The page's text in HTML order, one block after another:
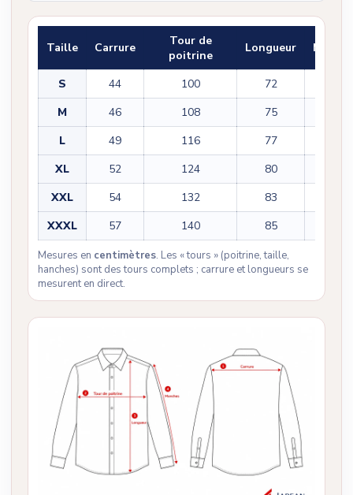
Taille Carrure
Tour de
poitrine
Longueur
S 44 100 72
M
46 108 75
L
49 116 77
XL
52 124 80
XXL
54 132 83
XXXL
57 140 85
Mesures en centimètres. Les « tours » (poitrine, taille,
hanches) sont des tours complets ; carrure et longueurs se
mesurent en direct.